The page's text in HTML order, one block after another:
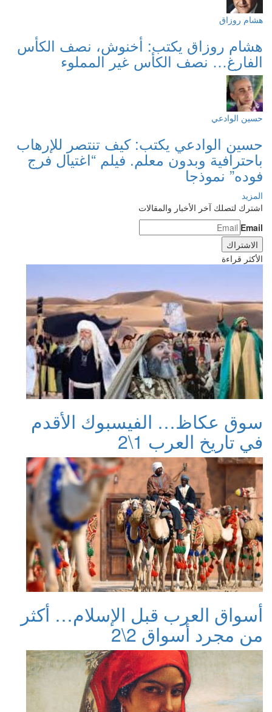
هشام روزاق
هشام روزاق يكتب: أخنوش، نصف الكأس
الفارغ… نصف الكأس غير المملوء
حسين الوادعي
حسين الوادعي يكتب: كيف تنتصر للإرهاب
باحترافية وبدون معلم. فيلم “اغتيال فرج
فوده” نموذجا
المزيد
اشترك لتصلك آخر الأخبار والمقالات
Email
الأكثر قراءة
سوق عكاظ… الفيسبوك الأقدم
في تاريخ العرب 1\2
أسواق العرب قبل الإسلام… أكثر
من مجرد أسواق 2\2